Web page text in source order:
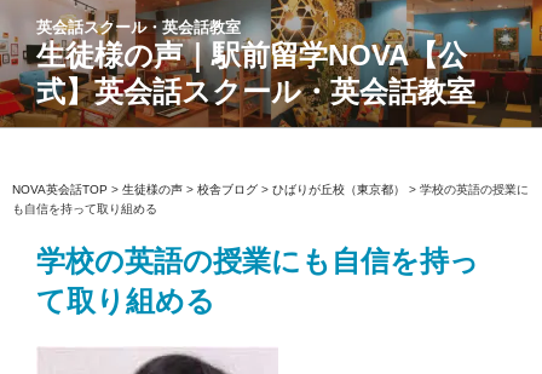
ン
テ
ン
ツ
ス
キ
英会話スクール・英会話教室
生徒様の声｜駅前留学NOVA【公
式】英会話スクール・英会話教室
NOVA英会話TOP > 生徒様の声 > 校舎ブログ > ひばりが丘校（東京都） > 学校の英語の授業に
も自信を持って取り組める
学校の英語の授業にも自信を持っ
て取り組める